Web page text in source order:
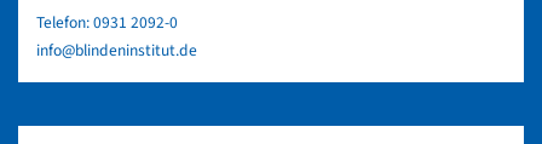
Telefon:0931 2092-0
info@blindeninstitut.de